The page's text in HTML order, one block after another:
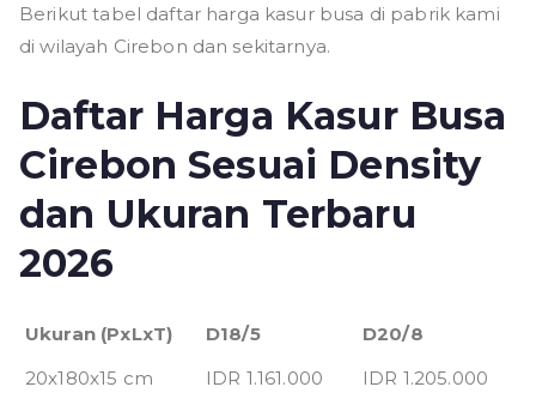
Berikut tabel daftar harga kasur busa di pabrik kami
di wilayah Cirebon dan sekitarnya.
Daftar Harga Kasur Busa
Cirebon Sesuai Density
dan Ukuran Terbaru
2026
Ukuran (PxLxT) D18/5
D20/8
20x180x15 cm
IDR 1.161.000
IDR 1.205.000